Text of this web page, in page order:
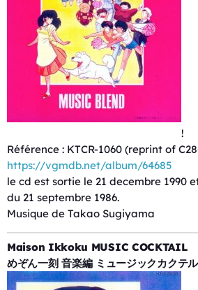
!
Référence : KTCR-1060 (reprint of
https://vgmdb.net/album/64685
le cd est sortie le 21 decembre 1990
du 21 septembre 1986.
Musique de Takao Sugiyama
Maison Ikkoku MUSIC COCKTAIL
めぞん一刻 音楽編 ミュージックカクテル